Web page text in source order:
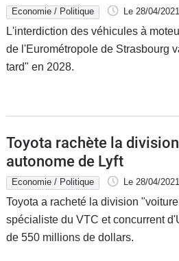
Economie / Politique Le 28/04/2021
L'interdiction des véhicules à
de l'Eurométropole de Strasbourg
tard" en 2028.
Toyota rachète la
autonome de Lyft
Economie / Politique Le 28/04/2021
Toyota a racheté la division
spécialiste du VTC et concurrent
de 550 millions de dollars.